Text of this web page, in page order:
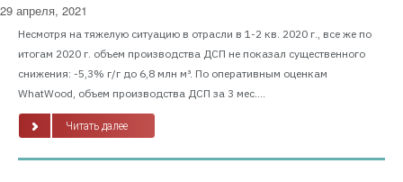
29 апреля, 2021
Несмотря на тяжелую ситуацию в отрасли в 1-2 кв. 2020 г., все же по
итогам 2020 г. объем производства ДСП не показал существенного
снижения: -5,3% г/г до 6,8 млн м³. По оперативным оценкам
WhatWood, объем производства ДСП за 3 мес....
Читать далее